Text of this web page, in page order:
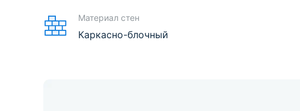
Материал стен
Каркасно-блочный